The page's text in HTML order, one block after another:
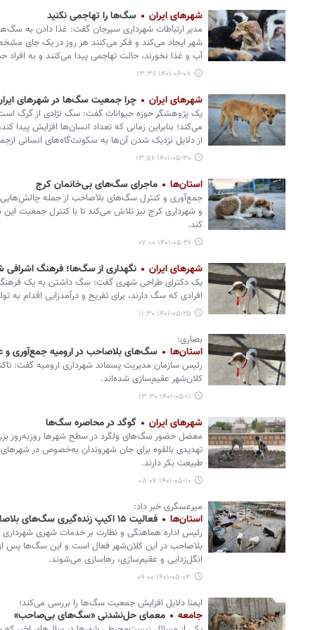
شهرهای ایران سگ‌ها را تهاجمی نکنید
مدیر ارتباطات شهرداری سیرجان گفت: غذا دادن به
شهر ایجاد می‌کند و فکر می‌کنند هر روز در یک جای
آب و غذا نخورند، حالت تهاجمی پیدا می‌کنند و به افراد
۱۴۰۱-۰۶-۰۸ ۱۳:۳۶
شهرهای ایران چرا جمعیت سگ‌ها در شهرهای
یک پژوهشگر حوزه حیوانات گفت: سگ نژادی از گرگ
می‌کند؛ بنابراین زمانی که تعداد انسان‌ها افزایش
از دلایل نزدیک شدن آن‌ها به سکونت‌گاه‌های انسانی
۱۴۰۱-۰۵-۳۰ ۱۳:۵۶
استان‌ها ماجرای سگ‌های بی‌خانمان کرج
جمع‌آوری و کنترل سگ‌های بلاصاحب از جمله
و شهرداری کرج نیز تلاش می‌کند تا با کنترل جمعیت
کند.
۱۴۰۱-۰۵-۲۶ ۰۷:۰۰
شهرهای ایران نگهداری از سگ‌ها؛ فرهنگ اشرافی
یک دکترای طراحی شهری گفت: سگ داشتن به یک
افرادی که سگ دارند، برای تفریح و درآمدزایی اقدام به
۱۴۰۱-۰۵-۲۵ ۱۱:۳۰
بصاری:
استان‌ها سگ‌های بلاصاحب در ارومیه جمع‌آوری
کلان‌شهر عقیم‌‎سازی شده‌اند.
۱۴۰۱-۰۵-۱۱ ۱۳:۳۰
شهرهای ایران گوگد در محاصره سگ‌ها
معضل حضور سگ‌های ولگرد در سطح شهرها روزبه‌روز
تهدیدی بالقوه برای جان شهروندان به‌خصوص در
طبیعت بکر دارند.
۱۴۰۱-۰۵-۱۰ ۰۸:۰۷
میرعسگری خبر داد:
استان‌ها فعالیت ۱۵ اکیپ زنده‌گیری سگ‌های بلاصاحب در اصفهان
بلاصاحب در این کلان‌شهر فعال است و این سگ‌ها پس از
انگل‌زدایی و عقیم‌سازی، رهاسازی می‌شوند.
۱۴۰۱-۰۵-۰۳ ۰۹:۰۰
ایمنا دلایل افزایش جمعیت سگ‌ها را بررسی می‌کند؛
جامعه معمای حل‌نشدنی «سگ‌های بی‌صاحب»